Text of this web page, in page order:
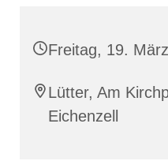
Freitag, 19.
Lütter, Am
Eichenzell